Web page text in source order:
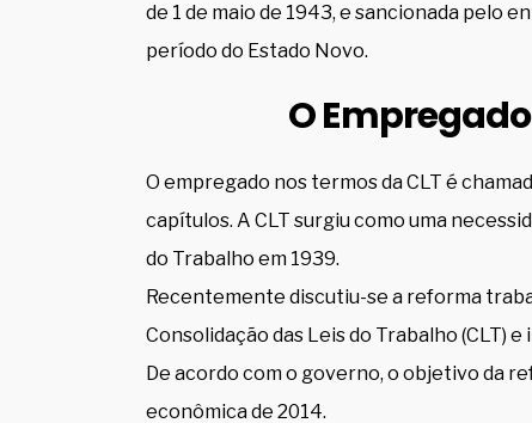
de 1 de maio de 1943, e sancionada pelo
período do Estado Novo.
O
O empregado nos termos da CLT é
capítulos. A CLT surgiu como uma
do Trabalho em 1939.
Recentemente discutiu-se a reforma
Consolidação das Leis do Trabalho (CLT)
De acordo com o governo, o objetivo da
econômica de 2014.